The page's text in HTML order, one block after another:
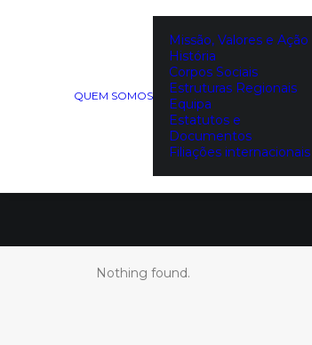
QUEM SOMOS
Missão, Valores e Ação
História
Corpos Sociais
Estruturas Regionais
Equipa
Estatutos e
Documentos
Filiações internacionais
Nothing found.